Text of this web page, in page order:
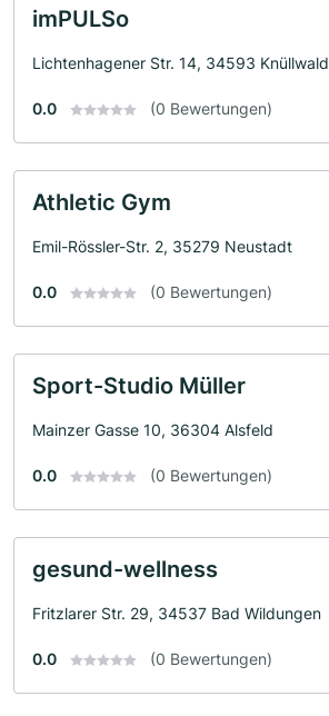
imPULSo
Lichtenhagener Str. 14, 34593 Knüllwald
0.0 (0 Bewertungen)
Athletic Gym
Emil-Rössler-Str. 2, 35279 Neustadt
0.0 (0 Bewertungen)
Sport-Studio Müller
Mainzer Gasse 10, 36304 Alsfeld
0.0 (0 Bewertungen)
gesund-wellness
Fritzlarer Str. 29, 34537 Bad Wildungen
0.0 (0 Bewertungen)